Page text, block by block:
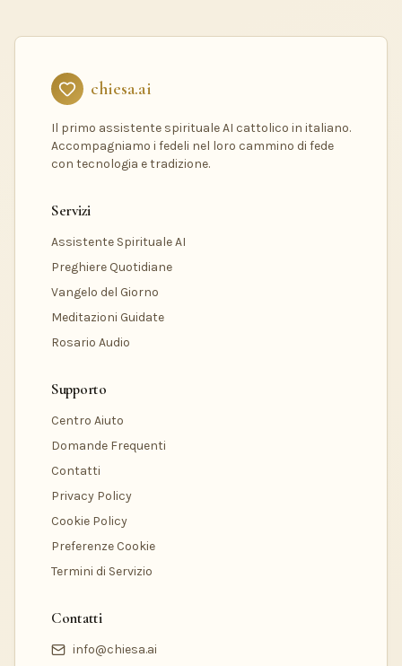
chiesa.ai
Il primo assistente spirituale AI cattolico in italiano.
Accompagniamo i fedeli nel loro cammino di fede
con tecnologia e tradizione.
Servizi
Assistente Spirituale AI
Preghiere Quotidiane
Vangelo del Giorno
Meditazioni Guidate
Rosario Audio
Supporto
Centro Aiuto
Domande Frequenti
Contatti
Privacy Policy
Cookie Policy
Preferenze Cookie
Termini di Servizio
Contatti
info@chiesa.ai